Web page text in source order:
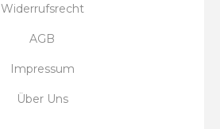
Widerrufsrecht
AGB
Impressum
Über Uns